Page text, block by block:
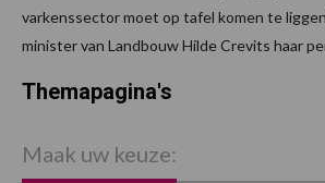
varkenssector moet op tafel komen te
minister van Landbouw Hilde Crevits haar
Themapagina's
Maak uw keuze: